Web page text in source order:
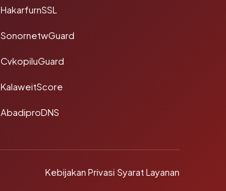
HakarfurnSSL
SonornetwGuard
CvkopiluGuard
KalaweitScore
AbadiproDNS
Kebijakan Privasi·Syarat Layanan